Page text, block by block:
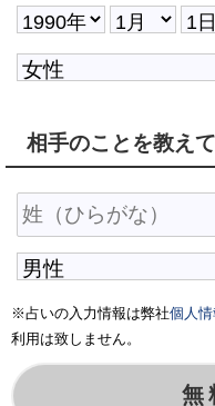
相手のことを教え
※占いの入力情報は弊社個人
利用は致しません。